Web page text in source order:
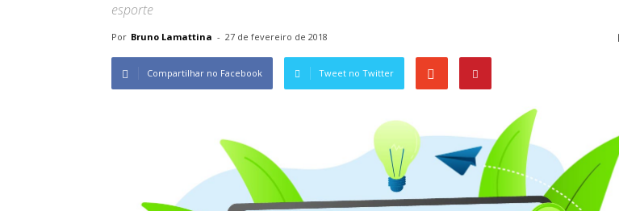
esporte
Por Bruno Lamattina - 27 de fevereiro de 2018
Compartilhar no Facebook Tweet no Twitter